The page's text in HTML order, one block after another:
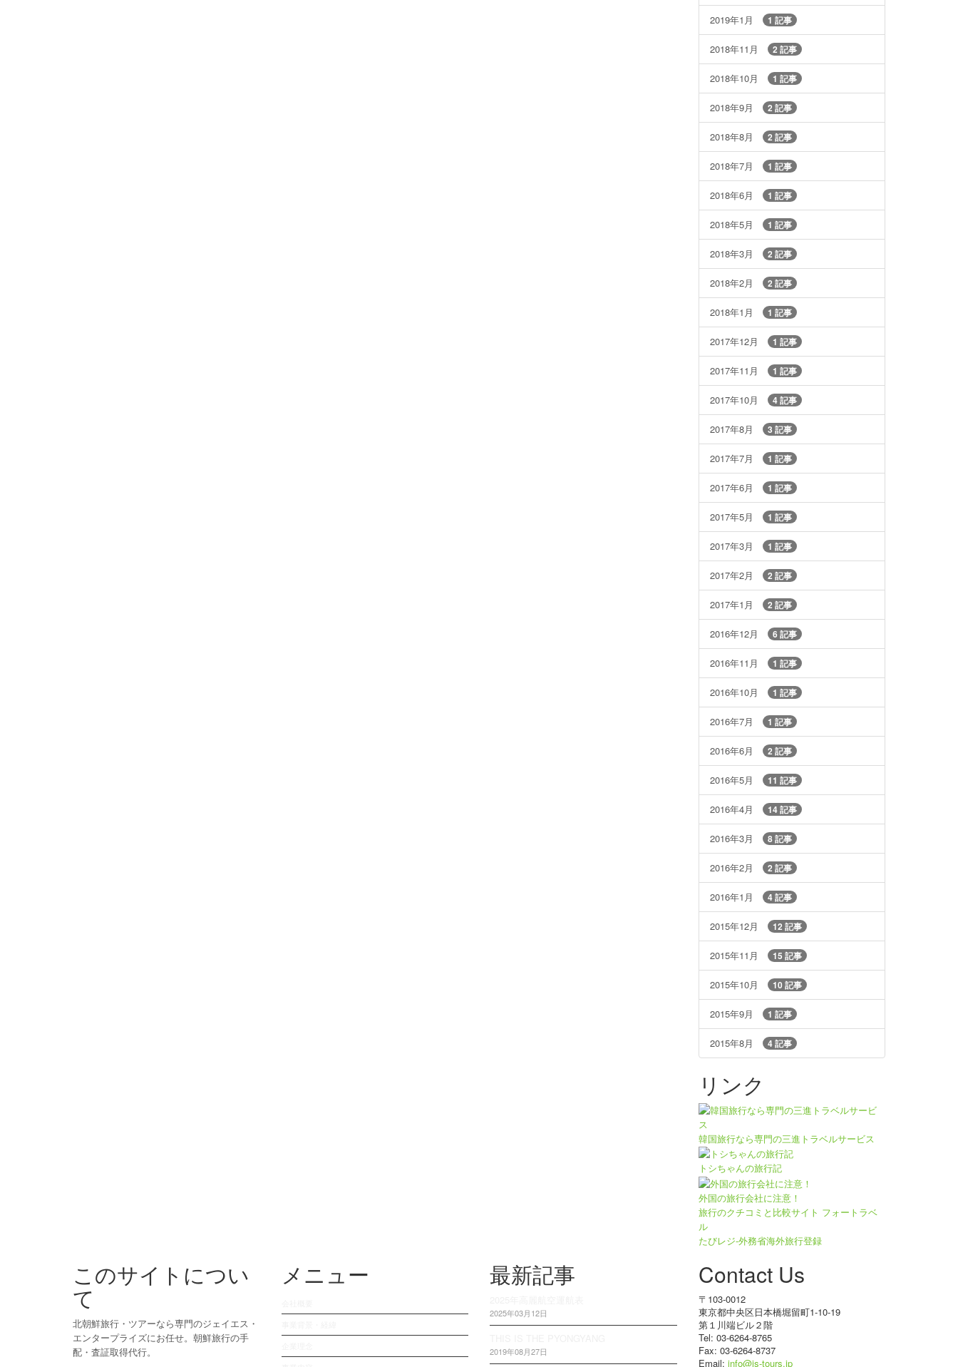
2019年1月 1 記事
2018年11月 2 記事
2018年10月 1 記事
2018年9月 2 記事
2018年8月 2 記事
2018年7月 1 記事
2018年6月 1 記事
2018年5月 1 記事
2018年3月 2 記事
2018年2月 2 記事
2018年1月 1 記事
2017年12月 1 記事
2017年11月 1 記事
2017年10月 4 記事
2017年8月 3 記事
2017年7月 1 記事
2017年6月 1 記事
2017年5月 1 記事
2017年3月 1 記事
2017年2月 2 記事
2017年1月 2 記事
2016年12月 6 記事
2016年11月 1 記事
2016年10月 1 記事
2016年7月 1 記事
2016年6月 2 記事
2016年5月 11 記事
2016年4月 14 記事
2016年3月 8 記事
2016年2月 2 記事
2016年1月 4 記事
2015年12月 12 記事
2015年11月 15 記事
2015年10月 10 記事
2015年9月 1 記事
2015年8月 4 記事
リンク
韓国旅行なら専門の三進トラベルサービス
トシちゃんの旅行記
外国の旅行会社に注意！
旅行のクチコミと比較サイト フォートラベ
ル
たびレジ-外務省海外旅行登録
このサイトについ
て
北朝鮮旅行・ツアーなら専門のジェイエス・
エンタープライズにお任せ。朝鮮旅行の手
配・査証取得代行。
メニュー 最新記事
2025年03月12日
2019年08月27日
Contact Us
〒103-0012
東京都中央区日本橋堀留町1-10-19
第１川端ビル２階
Tel: 03-6264-8765
Fax: 03-6264-8737
Email: info@js-tours.jp